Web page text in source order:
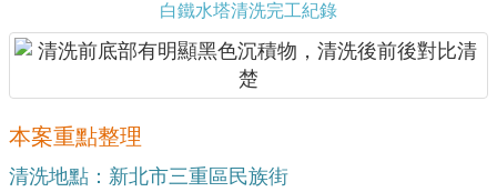
白鐵水塔清洗完工紀錄
本案重點整理
清洗地點：新北市三重區民族街